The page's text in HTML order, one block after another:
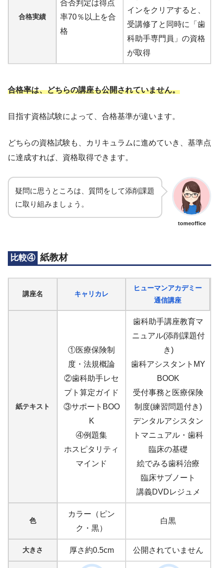
合格実績
合否判定は得点
率70％以上を合
格
インをクリアすると、
受講修了と同時に「歯
科助手専門員」の資格
が取得
合格率は、どちらの講座も公開されていません。
目指す資格試験によって、合格基準が違います。
どちらの資格試験も、カリキュラムに進めていき、基準点
に達成すれば、資格取得できます。
疑問に思うところは、質問をして添削課題
に取り組みましょう。
tomeoffice
比較④ 紙教材
講座名 キャリカレ
ヒューマンアカデミー
通信講座
紙テキスト
①医療保険制
度・法規概論
②歯科助手レセ
プト算定ガイド
③サポートBOO
K
④例題集
ホスピタリティ
マインド
歯科助手講座教育マ
ニュアル(添削課題付
き)
歯科アシスタントMY
BOOK
受付事務と医療保険
制度(練習問題付き)
デンタルアシスタン
トマニュアル・歯科
臨床の基礎
絵でみる歯科治療
臨床サブノート
講義DVDレジュメ
色
カラー（ピン
ク・黒）
白黒
大きさ 厚さ約0.5cm 公開されていません